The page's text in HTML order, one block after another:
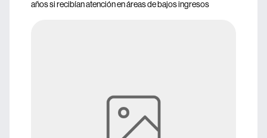
años si recibían atención en áreas de bajos ingresos